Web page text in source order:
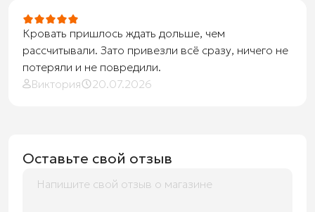
Кровать пришлось ждать дольше, чем
рассчитывали. Зато привезли всё сразу, ничего не
потеряли и не повредили.
Виктория
20.07.2026
Оставьте свой отзыв